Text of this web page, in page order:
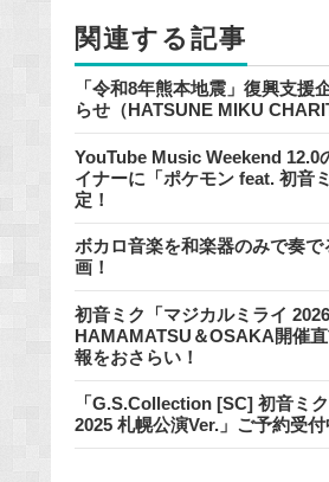
関連する記事
「令和8年熊本地震」復興支援
らせ（HATSUNE MIKU
YouTube Music Weekend 12.0
イナーに「ポケモン feat. 初音
定！
ボカロ音楽を和楽器のみで奏で
画！
初音ミク「マジカルミライ
HAMAMATSU＆OSAKA開催
報をおさらい！
「G.S.Collection [SC] 初音ミ
2025 札幌公演Ver.」ご予約受付